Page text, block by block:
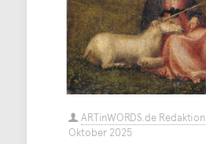
ARTinWORDS.de Redaktion
Oktober 2025